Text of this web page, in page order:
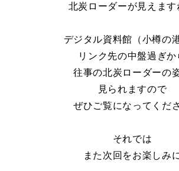
北炭ローダーが見えます
デジタル資料館 （小樽の
リンク先の中盤過ぎか
往事の北炭ローダーの
見られますので
ぜひご覧になってくだ
それでは
また次回をお楽しみ